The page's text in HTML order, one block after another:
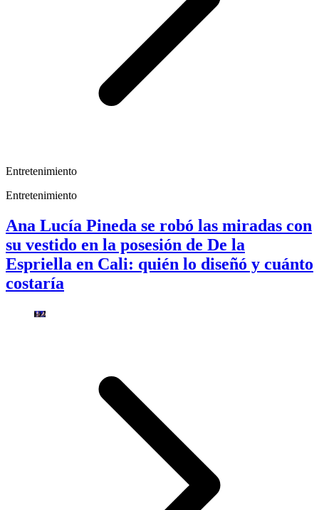
Entretenimiento
Entretenimiento
Ana Lucía Pineda se robó las miradas con
su vestido en la posesión de De la
Espriella en Cali: quién lo diseñó y cuánto
costaría